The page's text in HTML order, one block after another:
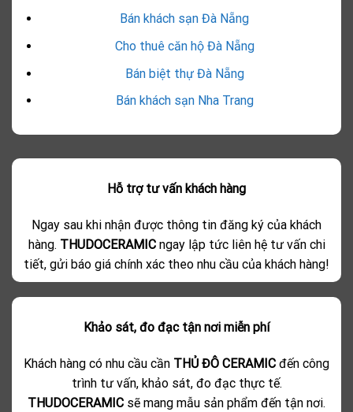
Bán khách sạn Đà Nẵng
Cho thuê căn hộ Đà Nẵng
Bán biệt thự Đà Nẵng
Bán khách sạn Nha Trang
Hỗ trợ tư vấn khách hàng
Ngay sau khi nhận được thông tin đăng ký của khách
hàng. THUDOCERAMICngay lập tức liên hệ tư vấn chi
tiết, gửi báo giá chính xác theo nhu cầu của khách hàng!
Khảo sát, đo đạc tận nơi miễn phí
Khách hàng có nhu cầu cần THỦ ĐÔ CERAMIC đến công
trình tư vấn, khảo sát, đo đạc thực tế.
THUDOCERAMIC sẽ mang mẫu sản phẩm đến tận nơi.